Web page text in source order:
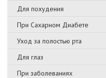
Для похудения
При Сахарном Диабете
Уход за полостью рта
Для глаз
При заболеваниях